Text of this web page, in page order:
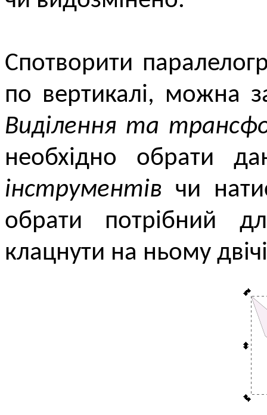
Спотворити
по вертикалі, можна
Виділення та
необхідно обрати
інструментів чи
обрати потрібний
клацнути на ньому